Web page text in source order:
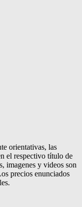
orientativas, las
el respectivo título de
imagenes y videos son
precios enunciados